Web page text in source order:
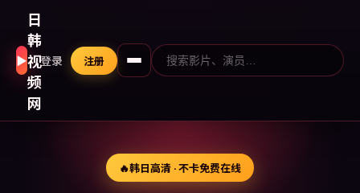
▶
日
韩
视
频
网
登录 注册
🔥韩日高清 · 不卡免费在线